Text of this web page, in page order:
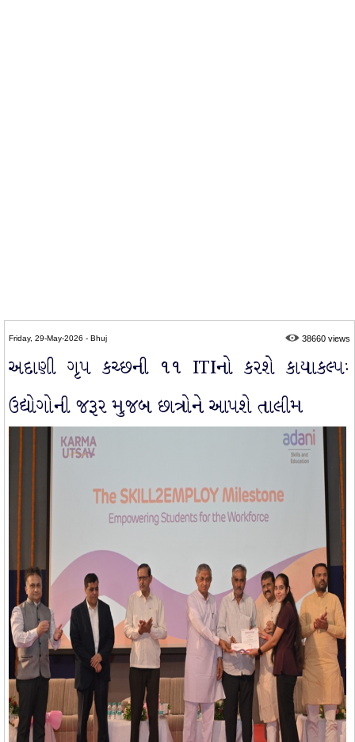
Friday, 29-May-2026 - Bhuj 38660 views
અદાણી ગૃપ કચ્છની ૧૧ ITIનો કરશે કાયાકલ્પઃ
ઉદ્યોગોની જરૂર મુજબ છાત્રોને આપશે તાલીમ